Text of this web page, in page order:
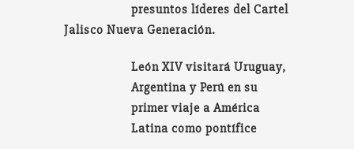
presuntos líderes del Cartel
Jalisco Nueva Generación.
León XIV visitará Uruguay,
Argentina y Perú en su
primer viaje a América
Latina como pontífice